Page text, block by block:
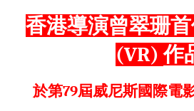
香港導演曾翠珊
(VR)作
於第79屆威尼斯國際電